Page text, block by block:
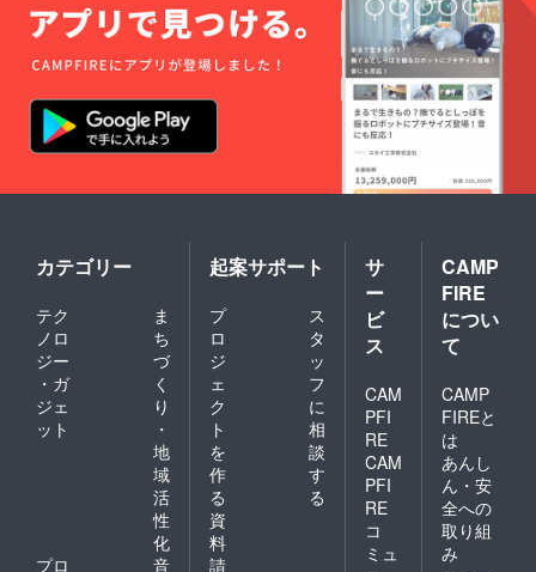
カテゴリー
テク
ノロ
ジー
・ガ
ジェ
ット
ま
ち
づ
く
り
・
地
域
活
性
化
プロ
音
起案サポート
プ
ロ
ジ
ェ
ク
ト
を
作
る
ス
タ
ッ
フ
に
相
談
す
る
資
料
請
サ
ー
ビ
ス
CAM
PFI
RE
CAM
PFI
RE
コ
ミュ
CAMP
FIRE
につい
て
CAMP
FIREと
は
あんし
ん・安
全への
取り組
み